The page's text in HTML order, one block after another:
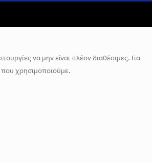
να μην είναι πλέον διαθέσιμες. Για
χρησιμοποιούμε.